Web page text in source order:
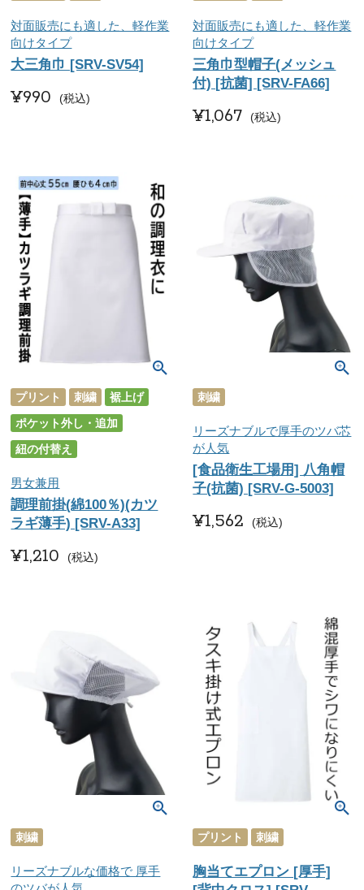
対面販売にも適した、軽作業
向けタイプ
大三角巾 [SRV-SV54]
¥990 税込
対面販売にも適した、軽作業
向けタイプ
三角巾型帽子(メッシュ
付) [抗菌] [SRV-FA66]
¥1,067 税込
プリント 刺繍
裾上げ
ポケット外し・追加
紐の付替え
男女兼用
調理前掛(綿100％)(カツ
ラギ薄手) [SRV-A33]
¥1,210 税込
刺繍
リーズナブルで厚手のツバ芯
が人気
[食品衛生工場用] 八角帽
子(抗菌) [SRV-G-5003]
¥1,562 税込
刺繍
リーズナブルな価格で 厚手
プリント 刺繍
胸当てエプロン [厚手]